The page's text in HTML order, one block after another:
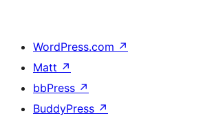
WordPress.com ↗
Matt ↗
bbPress ↗
BuddyPress ↗